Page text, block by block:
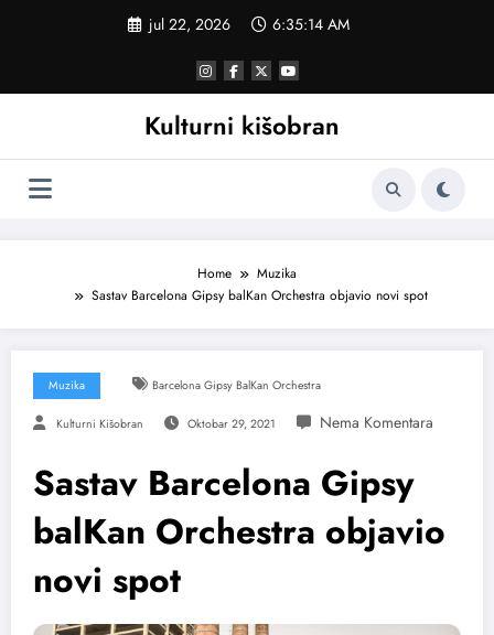
jul 22, 2026 6:35:15 AM
Kulturni kišobran
Home
Muzika
Sastav Barcelona Gipsy balKan Orchestra objavio novi spot
Muzika Barcelona Gipsy BalKan Orchestra
Kulturni Kišobran Oktobar 29, 2021
Sastav Barcelona Gipsy
balKan Orchestra objavio
novi spot